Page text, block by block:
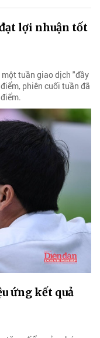
lợi nhuận tốt
tuần giao dịch "đầy
phiên cuối tuần đã
ứng kết quả